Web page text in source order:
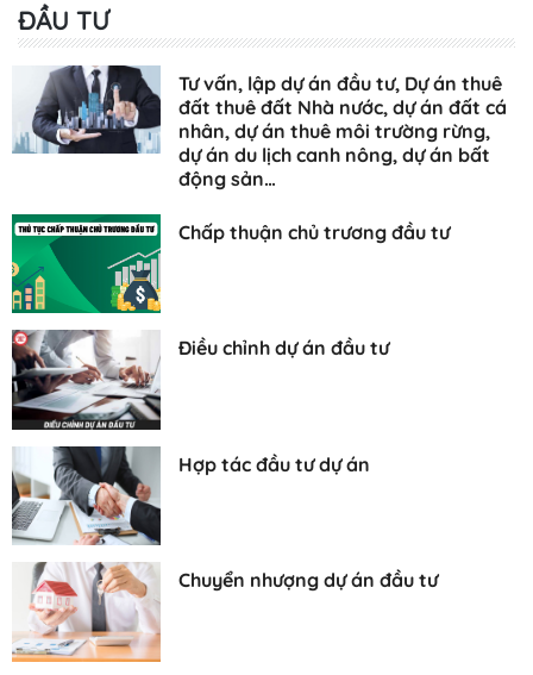
ĐẦU TƯ
Tư vấn, lập dự án đầu tư, Dự án thuê
đất thuê đất Nhà nước, dự án đất cá
nhân, dự án thuê môi trường rừng,
dự án du lịch canh nông, dự án bất
động sản…
Chấp thuận chủ trương đầu tư
Điều chỉnh dự án đầu tư
Hợp tác đầu tư dự án
Chuyển nhượng dự án đầu tư